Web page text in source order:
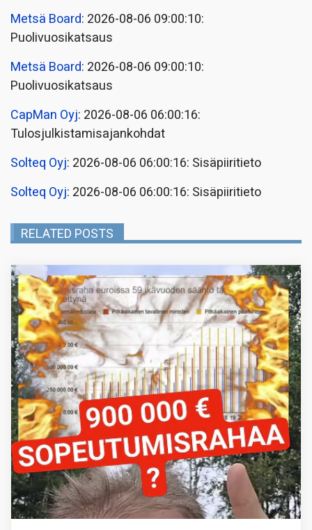
Metsä Board: 2026-08-06 09:00:10:
Puolivuosikatsaus
Metsä Board: 2026-08-06 09:00:10:
Puolivuosikatsaus
CapMan Oyj: 2026-08-06 06:00:16:
Tulosjulkistamisajankohdat
Solteq Oyj: 2026-08-06 06:00:16: Sisäpiiritieto
Solteq Oyj: 2026-08-06 06:00:16: Sisäpiiritieto
RELATED POSTS